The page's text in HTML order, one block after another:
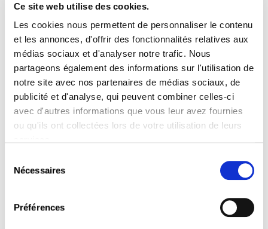
Ce site web utilise des cookies.
Les cookies nous permettent de personnaliser le contenu
et les annonces, d'offrir des fonctionnalités relatives aux
médias sociaux et d'analyser notre trafic. Nous
partageons également des informations sur l'utilisation de
notre site avec nos partenaires de médias sociaux, de
publicité et d'analyse, qui peuvent combiner celles-ci
avec d'autres informations que vous leur avez fournies
ou qu'ils ont collectées lors de votre utilisation de leurs
Nécessaires
Préférences
La Chambre des salariés a le plaisir de vous
inviter à la conférence
Démantèlement des mythes sur les
retraites : focus sur la
démographie
Date :Mardi, 26 novembre 2024 à 18h30
– aujourd’hui âgé de
70 ans – suit de près le débat sur la démographie et